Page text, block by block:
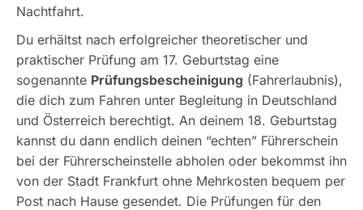
Nachtfahrt.
Du erhältst nach erfolgreicher theoretischer und
praktischer Prüfung am 17. Geburtstag eine
sogenannte Prüfungsbescheinigung (Fahrerlaubnis),
die dich zum Fahren unter Begleitung in Deutschland
und Österreich berechtigt. An deinem 18. Geburtstag
kannst du dann endlich deinen “echten” Führerschein
bei der Führerscheinstelle abholen oder bekommst ihn
von der Stadt Frankfurt ohne Mehrkosten bequem per
Post nach Hause gesendet. Die Prüfungen für den